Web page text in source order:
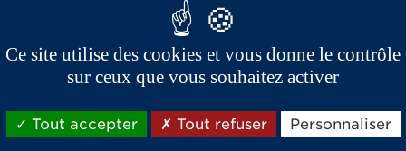
COMMENT PARTICIPER AU JEU ? 1/
Inscrivez-vous et obtenez votre bulletin
joueur vous permettant de participer au
grand jeu concours est créé. 2/ Rendez-
Ce site utilise des cookies et vous donne le contrôle
sur ceux que vous souhaitez activer
Tout accepter Tout refuser Personnaliser